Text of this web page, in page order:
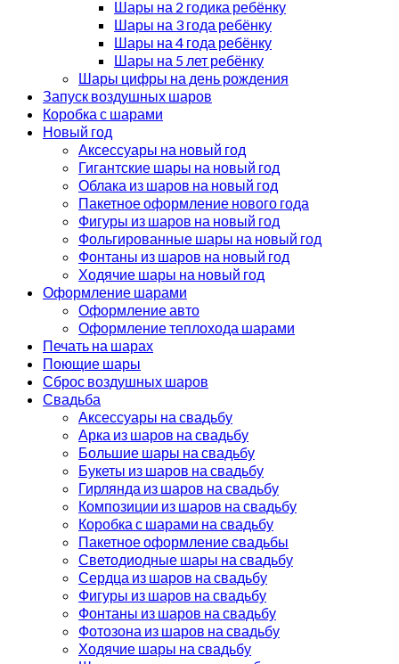
Шары на 2 годика ребёнку
Шары на 3 года ребёнку
Шары на 4 года ребёнку
Шары на 5 лет ребёнку
Шары цифры на день рождения
Запуск воздушных шаров
Коробка с шарами
Новый год
Аксессуары на новый год
Гигантские шары на новый год
Облака из шаров на новый год
Пакетное оформление нового года
Фигуры из шаров на новый год
Фольгированные шары на новый год
Фонтаны из шаров на новый год
Ходячие шары на новый год
Оформление шарами
Оформление авто
Оформление теплохода шарами
Печать на шарах
Поющие шары
Сброс воздушных шаров
Свадьба
Аксессуары на свадьбу
Арка из шаров на свадьбу
Большие шары на свадьбу
Букеты из шаров на свадьбу
Гирлянда из шаров на свадьбу
Композиции из шаров на свадьбу
Коробка с шарами на свадьбу
Пакетное оформление свадьбы
Светодиодные шары на свадьбу
Сердца из шаров на свадьбу
Фигуры из шаров на свадьбу
Фонтаны из шаров на свадьбу
Фотозона из шаров на свадьбу
Ходячие шары на свадьбу